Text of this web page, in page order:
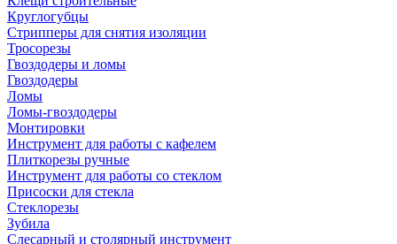
Круглогубцы
Стрипперы для снятия изоляции
Тросорезы
Гвоздодеры и ломы
Гвоздодеры
Ломы
Ломы-гвоздодеры
Монтировки
Инструмент для работы с кафелем
Плиткорезы ручные
Инструмент для работы со стеклом
Присоски для стекла
Стеклорезы
Зубила
Слесарный и столярный инструмент